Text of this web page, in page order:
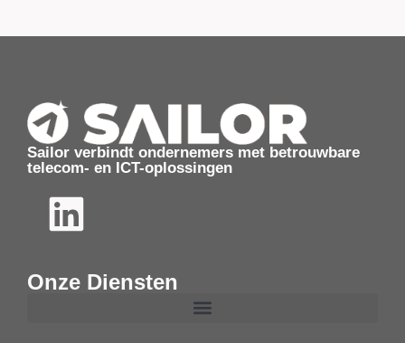
Sailor verbindt ondernemers met betrouwbare
telecom- en ICT-oplossingen
Onze Diensten